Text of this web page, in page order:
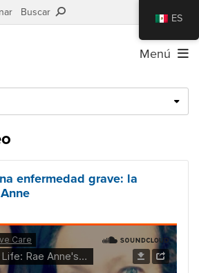
Buscar
Menú
enfermedad grave: la
ES